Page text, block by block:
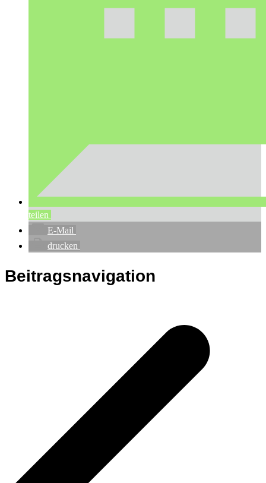
teilen
E-Mail
drucken
Beitragsnavigation